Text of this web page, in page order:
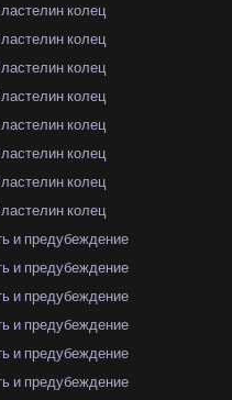
колец
колец
колец
колец
колец
колец
колец
колец
и предубеждение
и предубеждение
и предубеждение
и предубеждение
и предубеждение
и предубеждение